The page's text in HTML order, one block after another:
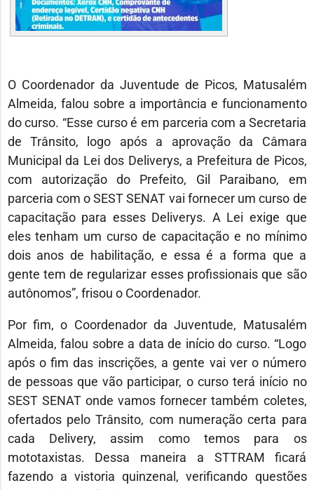
O Coordenador da Juventude de Picos, Matusalém
Almeida, falou sobre a importância e funcionamento
do curso. “Esse curso é em parceria com a Secretaria
de Trânsito, logo após a aprovação da Câmara
Municipal da Lei dos Deliverys, a Prefeitura de Picos,
com autorização do Prefeito, Gil Paraibano, em
parceria com o SEST SENAT vai fornecer um curso de
capacitação para esses Deliverys. A Lei exige que
eles tenham um curso de capacitação e no mínimo
dois anos de habilitação, e essa é a forma que a
gente tem de regularizar esses profissionais que são
autônomos”, frisou o Coordenador.
Por fim, o Coordenador da Juventude, Matusalém
Almeida, falou sobre a data de início do curso. “Logo
após o fim das inscrições, a gente vai ver o número
de pessoas que vão participar, o curso terá início no
SEST SENAT onde vamos fornecer também coletes,
ofertados pelo Trânsito, com numeração certa para
cada Delivery, assim como temos para os
mototaxistas. Dessa maneira a STTRAM ficará
fazendo a vistoria quinzenal, verificando questões